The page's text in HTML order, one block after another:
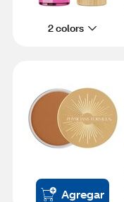
2 colors
Agregar